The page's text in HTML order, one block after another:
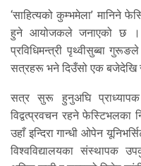
‘साहित्यको कुम्भमेला’ मानिने
हुने आयोजकले जनाएको छ ।
प्रविधिमन्त्री पृथ्वीसुब्बा
सत्रहरू भने दिउँसो एक
सत्र सुरू हुनुअघि प्राध्यापक
विद्वत्प्रवचन रहने फेस्टिभलका
उहाँ इन्दिरा गान्धी ओपेन
विश्वविद्यालयका संस्थापक